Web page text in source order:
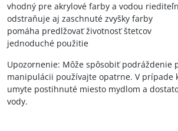
vhodný pre akrylové farby a vodou
odstraňuje aj zaschnuté zvyšky farby
pomáha predlžovať životnosť štetcov
jednoduché použitie
Upozornenie: Môže spôsobiť podráždenie
manipulácii používajte opatrne. V prípade
umyte postihnuté miesto mydlom a
vody.